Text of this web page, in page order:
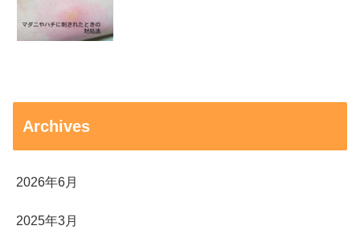
Archives
2026年6月
2025年3月